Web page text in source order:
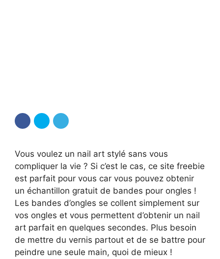
Vous voulez un nail art stylé sans vous
compliquer la vie ? Si c’est le cas, ce site freebie
est parfait pour vous car vous pouvez obtenir
un échantillon gratuit de bandes pour ongles !
Les bandes d’ongles se collent simplement sur
vos ongles et vous permettent d’obtenir un nail
art parfait en quelques secondes. Plus besoin
de mettre du vernis partout et de se battre pour
peindre une seule main, quoi de mieux !